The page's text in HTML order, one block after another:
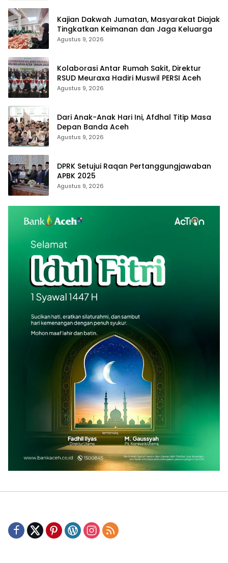
Kajian Dakwah Jumatan, Masyarakat Diajak
Tingkatkan Keimanan dan Jaga Keluarga
Agustus 9, 2026
Kolaborasi Antar Rumah Sakit, Direktur
RSUD Meuraxa Hadiri Muswil PERSI Aceh
Agustus 9, 2026
Dari Anak-Anak Hari Ini, Afdhal Titip Masa
Depan Banda Aceh
Agustus 9, 2026
DPRK Setujui Raqan Pertanggungjawaban
APBK 2025
Agustus 9, 2026